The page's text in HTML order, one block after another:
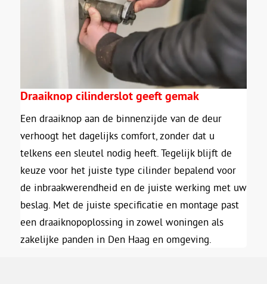
Draaiknop cilinderslot geeft gemak
Een draaiknop aan de binnenzijde van de deur
verhoogt het dagelijks comfort, zonder dat u
telkens een sleutel nodig heeft. Tegelijk blijft de
keuze voor het juiste type cilinder bepalend voor
de inbraakwerendheid en de juiste werking met uw
beslag. Met de juiste specificatie en montage past
een draaiknopoplossing in zowel woningen als
zakelijke panden in Den Haag en omgeving.